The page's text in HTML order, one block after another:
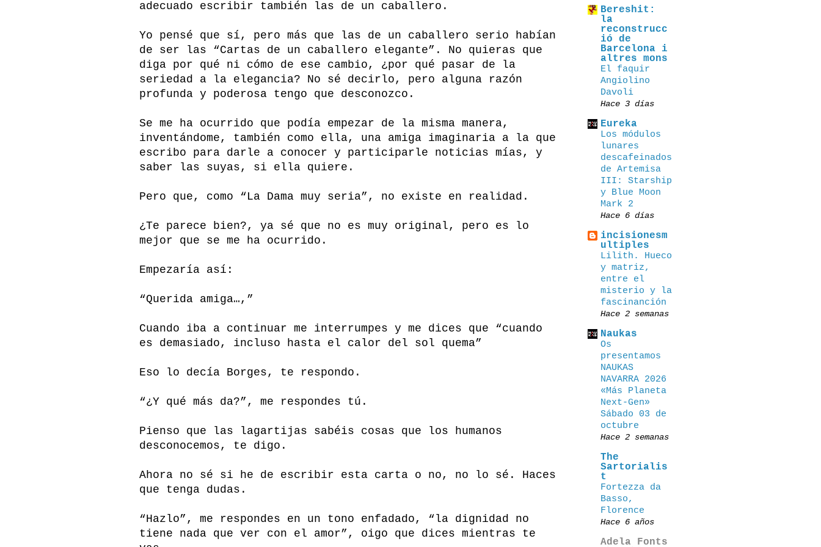
adecuado escribir también las de un caballero.
Yo pensé que sí, pero más que las de un caballero serio habían
de ser las “Cartas de un caballero elegante”. No quieras que
diga por qué ni cómo de ese cambio, ¿por qué pasar de la
seriedad a la elegancia? No sé decirlo, pero alguna razón
profunda y poderosa tengo que desconozco.
Se me ha ocurrido que podía empezar de la misma manera,
inventándome, también como ella, una amiga imaginaria a la que
escribo para darle a conocer y participarle noticias mías, y
saber las suyas, si ella quiere.
Pero que, como “La Dama muy seria”, no existe en realidad.
¿Te parece bien?, ya sé que no es muy original, pero es lo
mejor que se me ha ocurrido.
Empezaría así:
“Querida amiga…,”
Cuando iba a continuar me interrumpes y me dices que “cuando
es demasiado, incluso hasta el calor del sol quema”
Eso lo decía Borges, te respondo.
“¿Y qué más da?”, me respondes tú.
Pienso que las lagartijas sabéis cosas que los humanos
desconocemos, te digo.
Ahora no sé si he de escribir esta carta o no, no lo sé. Haces
que tenga dudas.
“Hazlo”, me respondes en un tono enfadado, “la dignidad no
tiene nada que ver con el amor”, oigo que dices mientras te
Bereshit:
la
reconstrucc
ió de
Barcelona i
altres mons
El faquir
Angiolino
Davoli
Hace 3 días
Eureka
Los módulos
lunares
descafeinados
de Artemisa
III: Starship
y Blue Moon
Mark 2
Hace 6 días
incisionesm
ultiples
Lilith. Hueco
y matriz,
entre el
misterio y la
fascinanción
Hace 2 semanas
Naukas
Os
presentamos
NAUKAS
NAVARRA 2026
«Más Planeta
Next-Gen»
Sábado 03 de
octubre
Hace 2 semanas
The
Sartorialis
t
Fortezza da
Basso,
Florence
Hace 6 años
Adela Fonts